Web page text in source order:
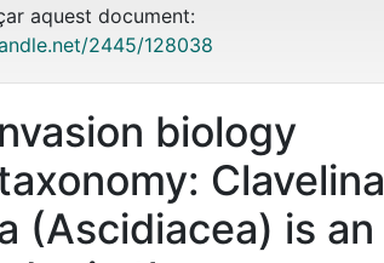
aquest document:
2445/128038
biology
Clavelina
(Ascidiacea) is an